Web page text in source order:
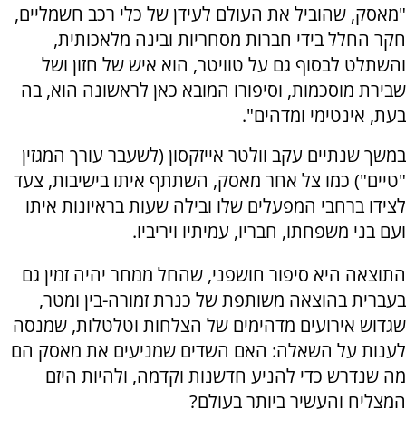
"מאסק, שהוביל את העולם לעידן של כלי רכב חשמליים,
חקר החלל בידי חברות מסחריות ובינה מלאכותית,
והשתלט לבסוף גם על טוויטר, הוא איש של חזון ושל
שבירת מוסכמות, וסיפורו המובא כאן לראשונה הוא, בה
בעת, אינטימי ומדהים".
במשך שנתיים עקב וולטר אייזקסון (לשעבר עורך המגזין
"טיים") כמו צל אחר מאסק, השתתף איתו בישיבות, צעד
לצידו ברחבי המפעלים שלו ובילה שעות בראיונות איתו
ועם בני משפחתו, חבריו, עמיתיו ויריביו.
התוצאה היא סיפור חושפני, שהחל ממחר יהיה זמין גם
בעברית בהוצאה משותפת של כנרת זמורה-בין ומטר,
שגדוש אירועים מדהימים של הצלחות וטלטלות, שמנסה
לענות על השאלה: האם השדים שמניעים את מאסק הם
מה שנדרש כדי להניע חדשנות וקדמה, ולהיות היזם
המצליח והעשיר ביותר בעולם?